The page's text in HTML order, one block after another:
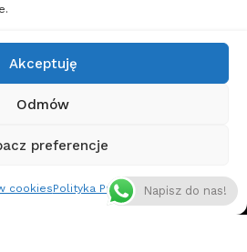
Akceptuję
Odmów
preferencje
cookiesPolityka PrywatnościNapisz do nas!